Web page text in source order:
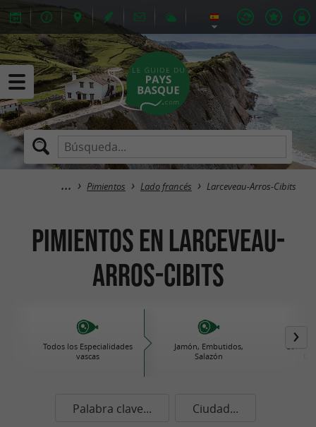
Pimientos Lado francés Larceveau-Arros-Cibits
Pimientos en Larceveau-
Arros-Cibits
Todos los Especialidades
vascas
Jamón, Embutidos,
Salazón
Palabra clave... Ciudad...